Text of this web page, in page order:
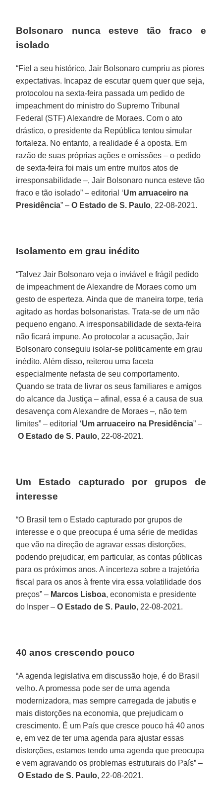
Bolsonaro nunca esteve tão fraco e
isolado
“Fiel a seu histórico, Jair Bolsonaro cumpriu as piores
expectativas. Incapaz de escutar quem quer que seja,
protocolou na sexta-feira passada um pedido de
impeachment do ministro do Supremo Tribunal
Federal (STF) Alexandre de Moraes. Com o ato
drástico, o presidente da República tentou simular
fortaleza. No entanto, a realidade é a oposta. Em
razão de suas próprias ações e omissões – o pedido
de sexta-feira foi mais um entre muitos atos de
irresponsabilidade –, Jair Bolsonaro nunca esteve tão
fraco e tão isolado” – editorial ‘Um arruaceiro na
Presidência” –O Estado de S. Paulo, 22-08-2021.
Isolamento em grau inédito
“Talvez Jair Bolsonaro veja o inviável e frágil pedido
de impeachment de Alexandre de Moraes como um
gesto de esperteza. Ainda que de maneira torpe, teria
agitado as hordas bolsonaristas. Trata-se de um não
pequeno engano. A irresponsabilidade de sexta-feira
não ficará impune. Ao protocolar a acusação, Jair
Bolsonaro conseguiu isolar-se politicamente em grau
inédito. Além disso, reiterou uma faceta
especialmente nefasta de seu comportamento.
Quando se trata de livrar os seus familiares e amigos
do alcance da Justiça – afinal, essa é a causa de sua
desavença com Alexandre de Moraes –, não tem
limites” – editorial ‘Um arruaceiro na Presidência” –
O Estado de S. Paulo, 22-08-2021.
Um Estado capturado por grupos de
interesse
“O Brasil tem o Estado capturado por grupos de
interesse e o que preocupa é uma série de medidas
que vão na direção de agravar essas distorções,
podendo prejudicar, em particular, as contas públicas
para os próximos anos. A incerteza sobre a trajetória
fiscal para os anos à frente vira essa volatilidade dos
preços” – Marcos Lisboa, economista e presidente
do Insper –O Estado de S. Paulo, 22-08-2021.
40 anos crescendo pouco
“A agenda legislativa em discussão hoje, é do Brasil
velho. A promessa pode ser de uma agenda
modernizadora, mas sempre carregada de jabutis e
mais distorções na economia, que prejudicam o
crescimento. É um País que cresce pouco há 40 anos
e, em vez de ter uma agenda para ajustar essas
distorções, estamos tendo uma agenda que preocupa
e vem agravando os problemas estruturais do País” –
O Estado de S. Paulo, 22-08-2021.